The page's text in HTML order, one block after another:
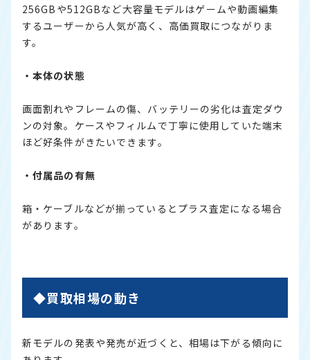
256GBや512GBなど大容量モデルはゲームや動画編集
するユーザーから人気が高く、高価買取につながりま
す。
・本体の状態
画面割れやフレームの傷、バッテリーの劣化は査定ダウ
ンの対象。ケースやフィルムで丁寧に使用していた端末
ほど好条件がきたいできます。
・付属品の有無
箱・ケーブルなどが揃っているとプラス査定になる場合
があります。
◆買取相場の動き
新モデルの発表や発売が近づくと、相場は下がる傾向に